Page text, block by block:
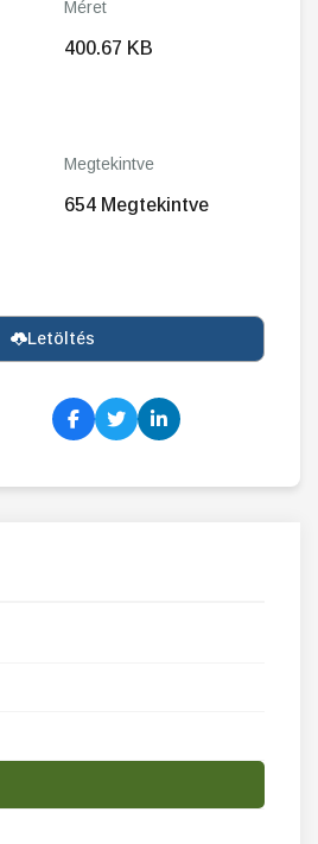
Méret
400.67 KB
Megtekintve
654 Megtekintve
Letöltés